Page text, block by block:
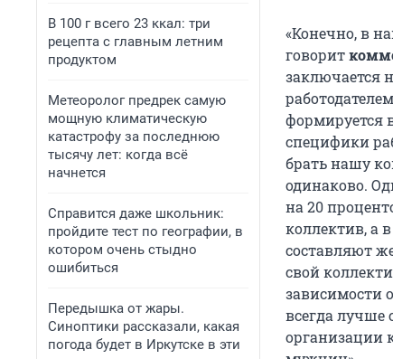
В 100 г всего 23 ккал: три
рецепта с главным летним
продуктом
Метеоролог предрек самую
мощную климатическую
катастрофу за последнюю
тысячу лет: когда всё
начнется
Справится даже школьник:
пройдите тест по географии, в
котором очень стыдно
ошибиться
Передышка от жары.
Синоптики рассказали, какая
погода будет в Иркутске в эти
«Конечно, в
говорит
заключается
формируется
специфики
брать нашу
одинаково.
на 20
коллектив, а
составляют
свой
зависимости
всегда лучше
организации